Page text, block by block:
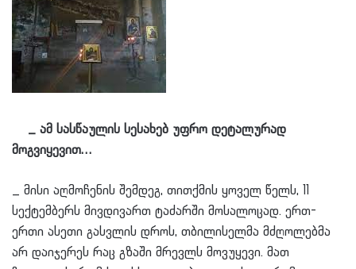
_ ამ სასწაულის სესახებ უფრო დეტალურად
მოგვიყევით…
_ მისი აღმოჩენის შემდეგ, თითქმის ყოველ წელს, 11
სექტემბერს მივდივართ ტაძარში მოსალოცად. ერთ-
ერთი ასეთი გასვლის დროს, თბილისელმა მძღოლებმა
არ დაიჯერეს რაც გზაში მრევლს მოვუყევი. მათ